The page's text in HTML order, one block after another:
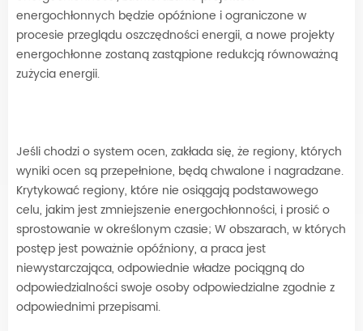
energochłonnych będzie opóźnione i ograniczone w
procesie przeglądu oszczędności energii, a nowe projekty
energochłonne zostaną zastąpione redukcją równoważną
zużycia energii.
Jeśli chodzi o system ocen, zakłada się, że regiony, których
wyniki ocen są przepełnione, będą chwalone i nagradzane.
Krytykować regiony, które nie osiągają podstawowego
celu, jakim jest zmniejszenie energochłonności, i prosić o
sprostowanie w określonym czasie; W obszarach, w których
postęp jest poważnie opóźniony, a praca jest
niewystarczająca, odpowiednie władze pociągną do
odpowiedzialności swoje osoby odpowiedzialne zgodnie z
odpowiednimi przepisami.